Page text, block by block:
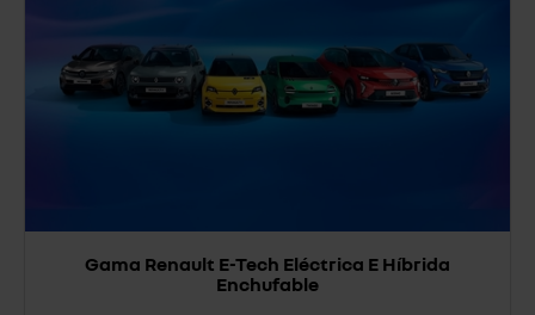
Gama Renault E-Tech Eléctrica E Híbrida
Enchufable